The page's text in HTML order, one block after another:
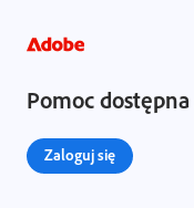
Pomoc
Zaloguj się